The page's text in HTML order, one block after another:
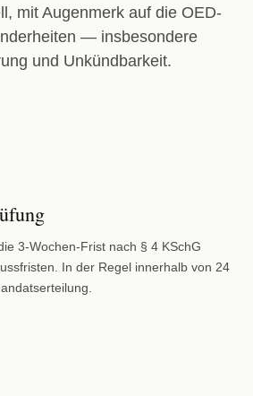
mit Augenmerk auf die OED-
— insbesondere
und Unkündbarkeit.
3-Wochen-Frist nach § 4 KSchG
In der Regel innerhalb von 24